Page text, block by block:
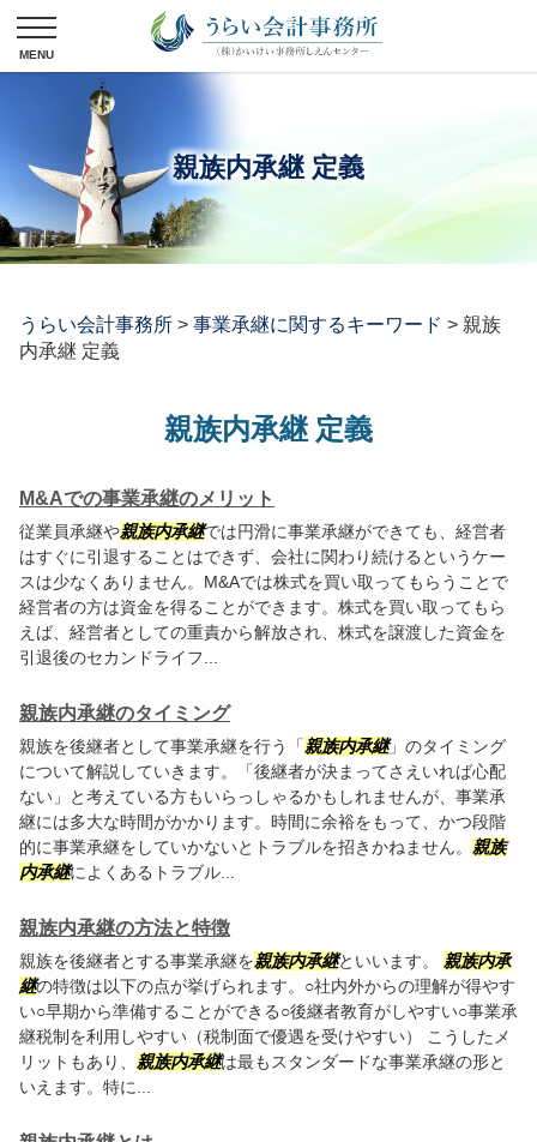
親族内承継 定義
うらい会計事務所 > 事業承継に関するキーワード > 親族
内承継 定義
親族内承継 定義
M&Aでの事業承継のメリット
従業員承継や親族内承継では円滑に事業承継ができても、経営者
はすぐに引退することはできず、会社に関わり続けるというケー
スは少なくありません。M&Aでは株式を買い取ってもらうことで
経営者の方は資金を得ることができます。株式を買い取ってもら
えば、経営者としての重責から解放され、株式を譲渡した資金を
引退後のセカンドライフ...
親族内承継のタイミング
親族を後継者として事業承継を行う「親族内承継」のタイミング
について解説していきます。「後継者が決まってさえいれば心配
ない」と考えている方もいらっしゃるかもしれませんが、事業承
継には多大な時間がかかります。時間に余裕をもって、かつ段階
的に事業承継をしていかないとトラブルを招きかねません。 親族
内承継によくあるトラブル...
親族内承継の方法と特徴
親族を後継者とする事業承継を親族内承継といいます。 親族内承
継の特徴は以下の点が挙げられます。○社内外からの理解が得やす
い○早期から準備することができる○後継者教育がしやすい○事業承
継税制を利用しやすい（税制面で優遇を受けやすい） こうしたメ
リットもあり、 親族内承継は最もスタンダードな事業承継の形と
いえます。特に...